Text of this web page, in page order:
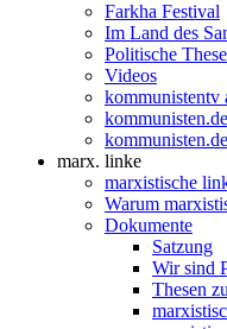
Farkha Festival
Im Land des
Politische
Videos
kommunistentv
marx. linke
marxistische
Warum
Dokumente
Satzung
Wir sind
Thesen